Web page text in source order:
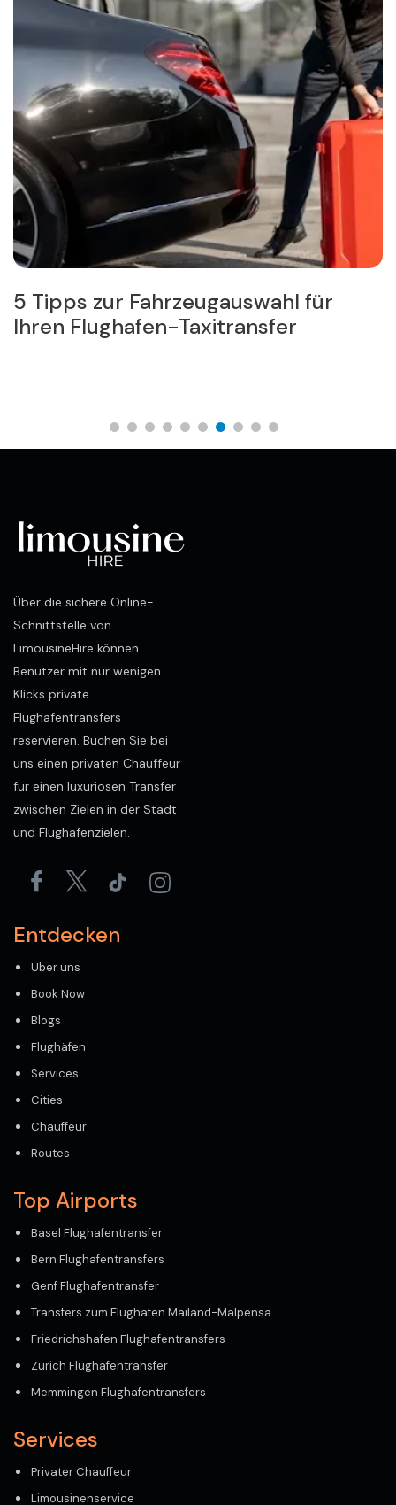
5 Tipps zur Fahrzeugauswahl für
Ihren Flughafen-Taxitransfer
Über die sichere Online-
Schnittstelle von
LimousineHire können
Benutzer mit nur wenigen
Klicks private
Flughafentransfers
reservieren. Buchen Sie bei
uns einen privaten Chauffeur
für einen luxuriösen Transfer
zwischen Zielen in der Stadt
und Flughafenzielen.
Entdecken
Über uns
Book Now
Blogs
Flughäfen
Services
Cities
Chauffeur
Routes
Top Airports
Basel Flughafentransfer
Bern Flughafentransfers
Genf Flughafentransfer
Transfers zum Flughafen Mailand-Malpensa
Friedrichshafen Flughafentransfers
Zürich Flughafentransfer
Memmingen Flughafentransfers
Services
Privater Chauffeur
Limousinenservice